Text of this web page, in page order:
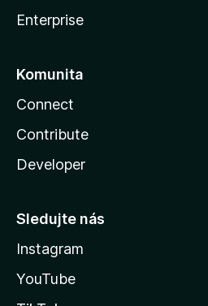
Enterprise
Komunita
Connect
Contribute
Developer
Sledujte nás
Instagram
YouTube